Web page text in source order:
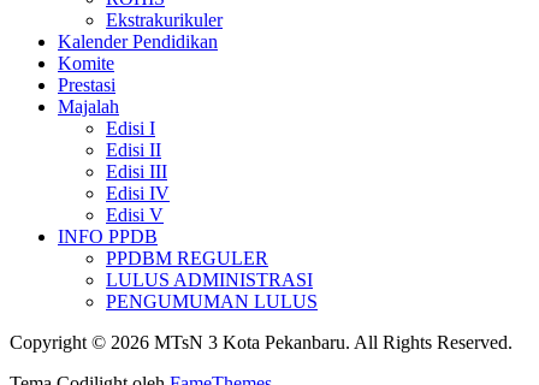
Ekstrakurikuler
Kalender Pendidikan
Komite
Prestasi
Majalah
Edisi I
Edisi II
Edisi III
Edisi IV
Edisi V
INFO PPDB
PPDBM REGULER
LULUS ADMINISTRASI
PENGUMUMAN LULUS
Copyright © 2026 MTsN 3 Kota Pekanbaru. All Rights Reserved.